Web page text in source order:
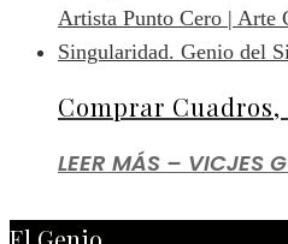
Comprar
LEER MÁS – VICJES